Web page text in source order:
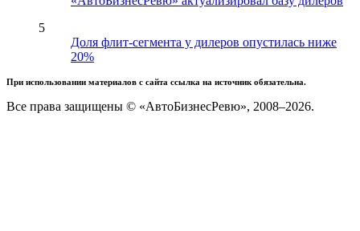
5
Доля флит-сегмента у дилеров опустилась ниже
20%
При использовании материалов с сайта ссылка на источник обязательна.
Все права защищены © «АвтоБизнесРевю», 2008–2026.